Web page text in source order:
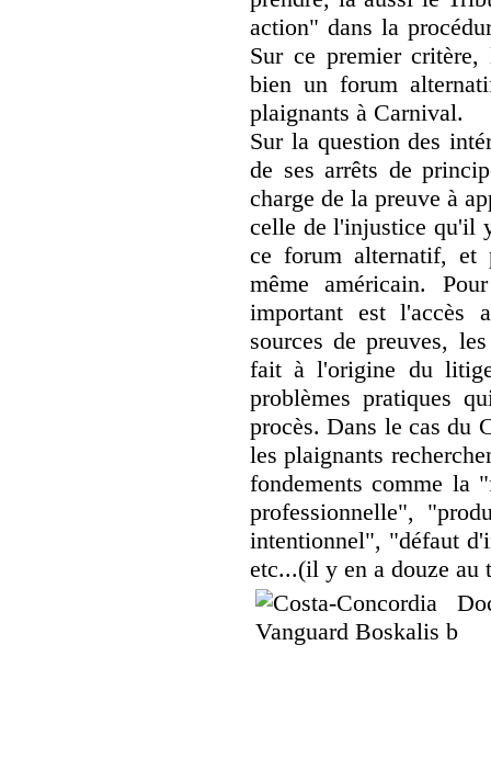
action" dans la
Sur ce premier
bien un forum
plaignants à Carnival.
Sur la question des
de ses arrêts de
charge de la preuve à
celle de l'injustice qu'il
ce forum alternatif,
même américain.
important est l'accès
sources de preuves,
fait à l'origine du
problèmes pratiques
procès. Dans le cas du
les plaignants
fondements comme la
professionnelle",
intentionnel", "défaut
etc...(il y en a douze au